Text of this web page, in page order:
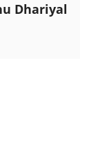
Dhariyal